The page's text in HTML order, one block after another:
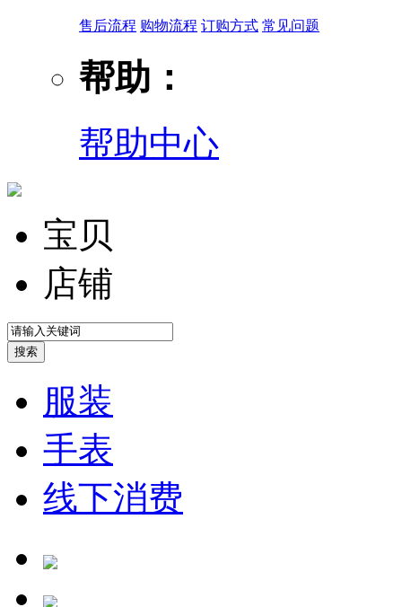
售后流程 购物流程 订购方式 常见问题
帮助：
帮助中心
宝贝
店铺
服装
手表
线下消费